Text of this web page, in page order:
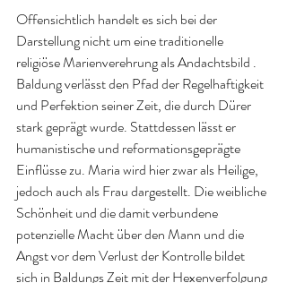
Offensichtlich handelt es sich bei der
Darstellung nicht um eine traditionelle
religiöse Marienverehrung als Andachtsbild .
Baldung verlässt den Pfad der Regelhaftigkeit
und Perfektion seiner Zeit, die durch Dürer
stark geprägt wurde. Stattdessen lässt er
humanistische und reformationsgeprägte
Einflüsse zu. Maria wird hier zwar als Heilige,
jedoch auch als Frau dargestellt. Die weibliche
Schönheit und die damit verbundene
potenzielle Macht über den Mann und die
Angst vor dem Verlust der Kontrolle bildet
sich in Baldungs Zeit mit der Hexenverfolgung